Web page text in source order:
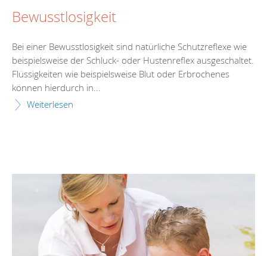
Bewusstlosigkeit
Bei einer Bewusstlosigkeit sind natürliche Schutzreflexe wie
beispielsweise der Schluck- oder Hustenreflex ausgeschaltet.
Flüssigkeiten wie beispielsweise Blut oder Erbrochenes
können hierdurch in...
Weiterlesen